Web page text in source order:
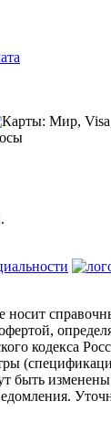
носит
кодекса
быть